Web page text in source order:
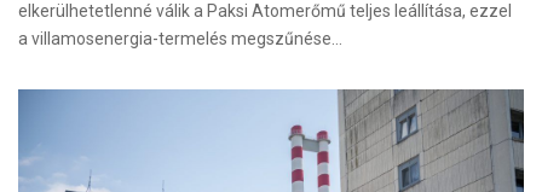
elkerülhetetlenné válik a Paksi Atomerőmű teljes leállítása, ezzel
a villamosenergia-termelés megszűnése…